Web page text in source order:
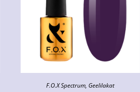
F.O.X Spectrum, Geelilakat